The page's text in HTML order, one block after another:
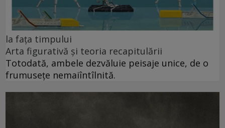
la fața timpului
Arta figurativă și teoria recapitulării
Totodată, ambele dezvăluie peisaje unice, de o
frumusețe nemaiîntîlnită.